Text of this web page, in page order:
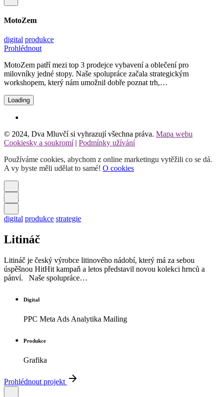
MotoZem
digital produkce
Prohlédnout
MotoZem patří mezi top 3 prodejce vybavení a oblečení pro
milovníky jedné stopy. Naše spolupráce začala strategickým
workshopem, který nám umožnil dobře poznat trh,…
Loading
© 2024, Dva Mluvčí si vyhrazují všechna práva. Mapa webu
Cookiesky a soukromí| Podmínky užívání
Používáme cookies, abychom z online marketingu vytěžili co se dá.
A vy byste měli udělat to samé! O cookies
digital produkce strategie
Litináč
Litináč je český výrobce litinového nádobí, který má za sebou
úspěšnou HitHit kampaň a letos představil novou kolekci hrnců a
pánví. Naše spolupráce…
Digital
PPC Meta Ads Analytika Mailing
Produkce
Grafika
Prohlédnout projekt